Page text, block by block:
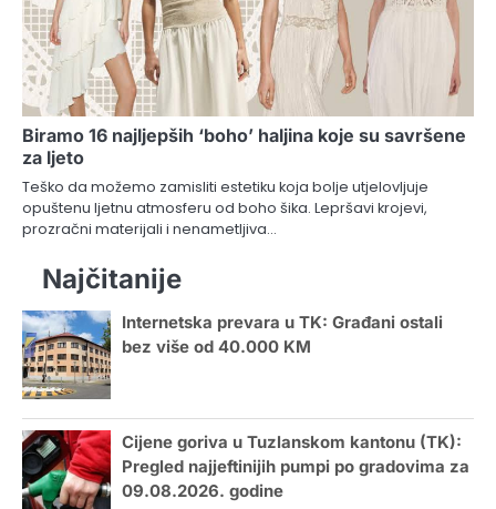
Biramo 16 najljepših ‘boho’ haljina koje su savršene
za ljeto
Teško da možemo zamisliti estetiku koja bolje utjelovljuje
opuštenu ljetnu atmosferu od boho šika. Lepršavi krojevi,
prozračni materijali i nenametljiva…
Najčitanije
Internetska prevara u TK: Građani ostali
bez više od 40.000 KM
Cijene goriva u Tuzlanskom kantonu (TK):
Pregled najjeftinijih pumpi po gradovima za
09.08.2026. godine